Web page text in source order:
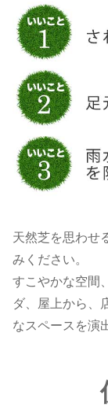
天然芝を思わせ
みください。
すこやかな空間
ダ、屋上から、
なスペースを演